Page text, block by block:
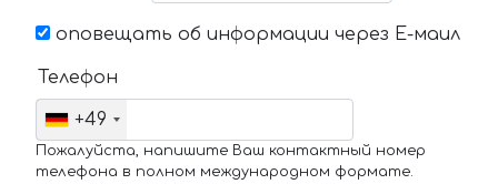
оповещать об информации через Е-маил
Телефон
+49
Пожалуйста, напишите Ваш контактный номер
телефона в полном международном формате.